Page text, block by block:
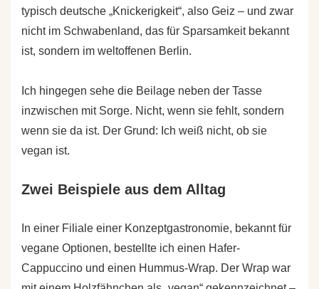
typisch deutsche „Knickerigkeit“, also Geiz – und zwar
nicht im Schwabenland, das für Sparsamkeit bekannt
ist, sondern im weltoffenen Berlin.
Ich hingegen sehe die Beilage neben der Tasse
inzwischen mit Sorge. Nicht, wenn sie fehlt, sondern
wenn sie da ist. Der Grund: Ich weiß nicht, ob sie
vegan ist.
Zwei Beispiele aus dem Alltag
In einer Filiale einer Konzeptgastronomie, bekannt für
vegane Optionen, bestellte ich einen Hafer-
Cappuccino und einen Hummus-Wrap. Der Wrap war